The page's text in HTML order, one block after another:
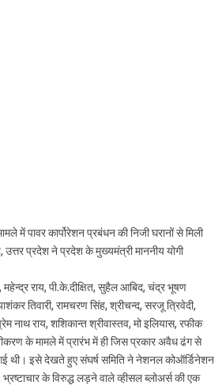
में पावर कार्पोरेशन प्रबंधन की निजी घरानों से मिली
प्रदेश ने प्रदेश के मुख्यमंत्री माननीय योगी
महेन्द्र राय, पी.के.दीक्षित, सुहैल आबिद, चंद्र भूषण
तिवारी, रामचरण सिंह, श्रीचन्द, सरजू त्रिवेदी,
नाथ राय, शशिकान्त श्रीवास्तव, मो इलियास, रफीक
के मामले में प्रारंभ में ही जिस प्रकार अवैध ढंग से
थी। इसे देखते हुए संघर्ष समिति ने नेशनल कोऑर्डिनेशन
के विरुद्ध लड़ने वाले व्हीसल ब्लोअर्स की एक